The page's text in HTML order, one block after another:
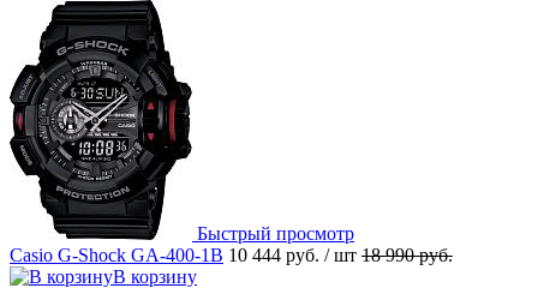
Быстрый просмотр
Casio G-Shock GA-400-1B 10 444 руб. / шт 18 990 руб.
В корзину